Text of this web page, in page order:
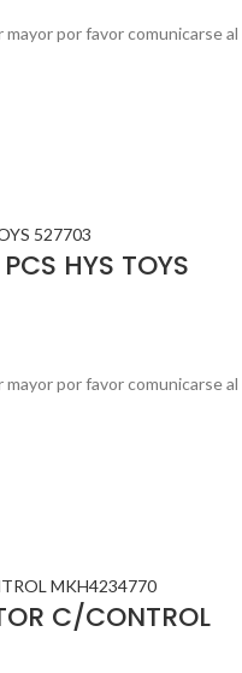
por favor comunicarse al
HYS TOYS
por favor comunicarse al
C/CONTROL